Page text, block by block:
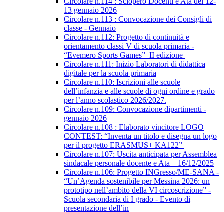
13 gennaio 2026
Circolare n.113 : Convocazione dei Consigli di
classe - Gennaio
Circolare n.112: Progetto di continuità e
orientamento classi V di scuola primaria -
“Evemero Sports Games” II edizione
Circolare n.111: Inizio Laboratori di didattica
digitale per la scuola primaria
Circolare n.110: Iscrizioni alle scuole
dell’infanzia e alle scuole di ogni ordine e grado
per l’anno scolastico 2026/2027.
Circolare n.109: Convocazione dipartimenti -
gennaio 2026
Circolare n.108 : Elaborato vincitore LOGO
CONTEST: “Inventa un titolo e disegna un logo
per il progetto ERASMUS+ KA122”
Circolare n.107: Uscita anticipata per Assemblea
sindacale personale docente e Ata – 16/12/2025
Circolare n.106: Progetto INGresso/ME-SANA -
“Un’Agenda sostenibile per Messina 2026: un
prototipo nell’ambito della VI circoscrizione” -
Scuola secondaria di I grado - Evento di
presentazione dell’in